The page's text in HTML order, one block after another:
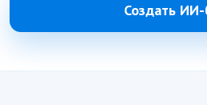
Создать